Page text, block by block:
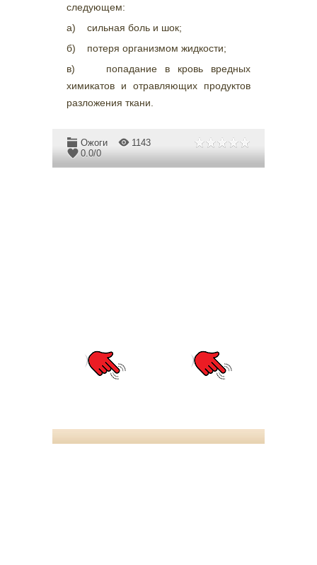
следующем:
а) сильная боль и шок;
б) потеря организмом жидкости;
в) попадание в кровь вредных
химикатов и отравляющих продуктов
разложения ткани.
Ожоги
1143
0.0/0